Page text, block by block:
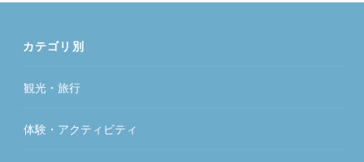
カテゴリ別
観光・旅行
体験・アクティビティ